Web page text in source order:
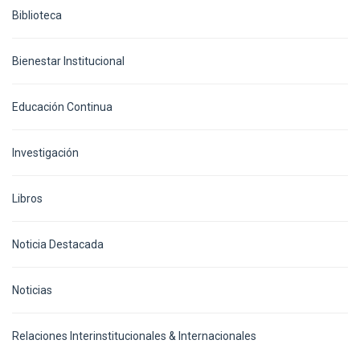
Biblioteca
Bienestar Institucional
Educación Continua
Investigación
Libros
Noticia Destacada
Noticias
Relaciones Interinstitucionales & Internacionales